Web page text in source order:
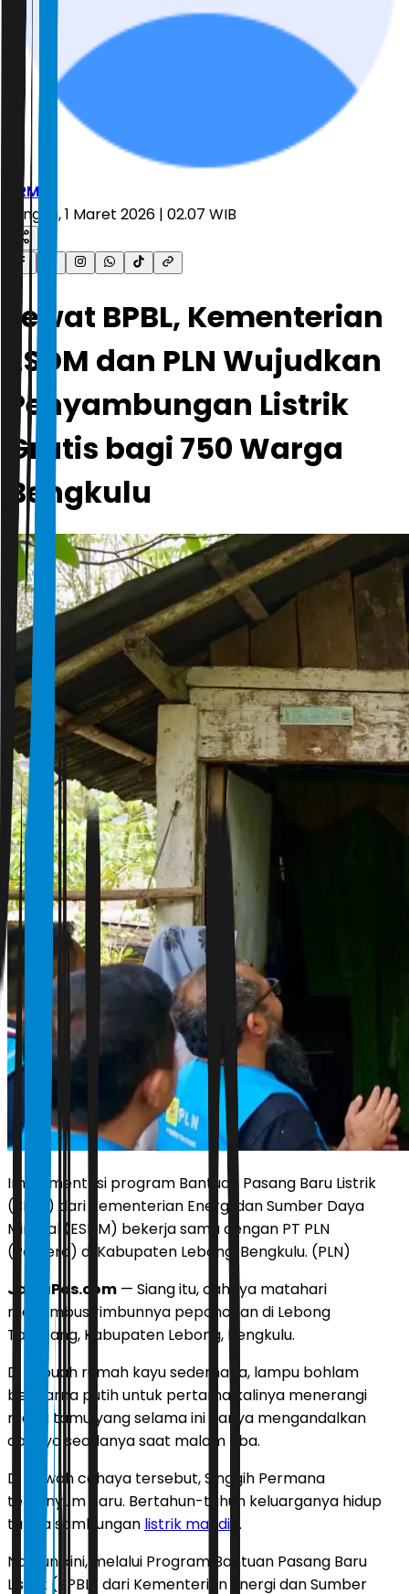
ARM
Minggu, 1 Maret 2026 | 02.07 WIB
Lewat BPBL, Kementerian
ESDM dan PLN Wujudkan
Penyambungan Listrik
Gratis bagi 750 Warga
Bengkulu
Implementasi program Bantuan Pasang Baru Listrik
(BPBL) dari Kementerian Energi dan Sumber Daya
Mineral (ESDM) bekerja sama dengan PT PLN
(Persero) di Kabupaten Lebong, Bengkulu. (PLN)
JawaPos.com — Siang itu, cahaya matahari
menembus rimbunnya pepohonan di Lebong
Tambang, Kabupaten Lebong, Bengkulu.
Di sebuah rumah kayu sederhana, lampu bohlam
berwarna putih untuk pertama kalinya menerangi
ruang tamu yang selama ini hanya mengandalkan
cahaya seadanya saat malam tiba.
Di bawah cahaya tersebut, Singgih Permana
tersenyum haru. Bertahun-tahun keluarganya hidup
tanpa sambungan listrik mandiri .
Namun kini, melalui Program Bantuan Pasang Baru
Listrik (BPBL) dari Kementerian Energi dan Sumber